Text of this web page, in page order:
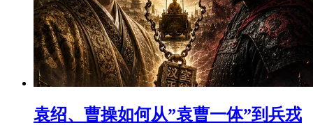
袁绍、曹操如何从”袁曹一体”到兵戎